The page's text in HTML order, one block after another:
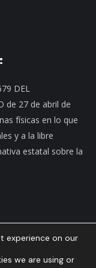
DEL
de 27 de abril de
físicas en lo que
y a la libre
estatal sobre la
experience on our
we are using or